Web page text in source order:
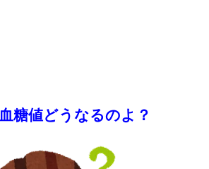
血糖値どうなるのよ？